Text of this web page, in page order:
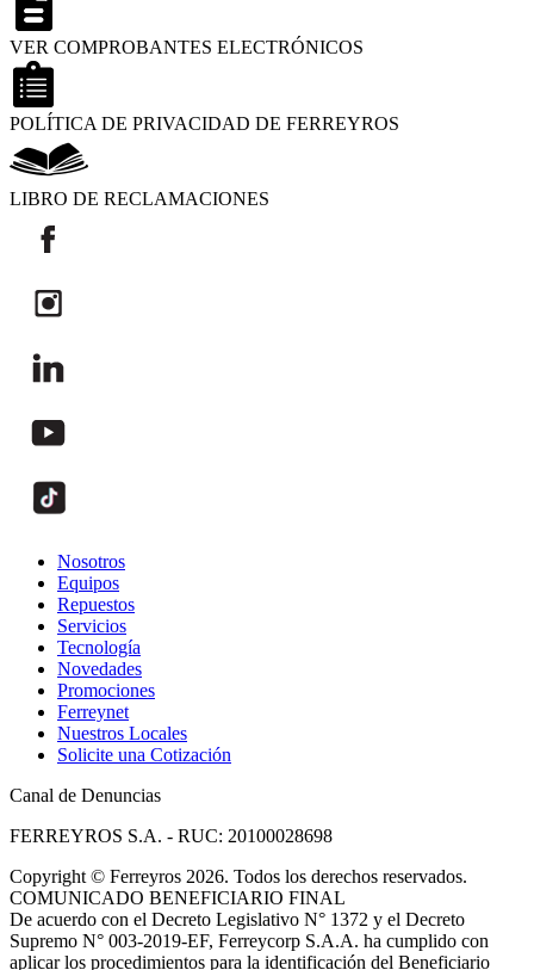
VER COMPROBANTES ELECTRÓNICOS
POLÍTICA DE PRIVACIDAD DE FERREYROS
LIBRO DE RECLAMACIONES
Nosotros
Equipos
Repuestos
Servicios
Tecnología
Novedades
Promociones
Ferreynet
Nuestros Locales
Solicite una Cotización
Canal de Denuncias
FERREYROS S.A. - RUC: 20100028698
Copyright © Ferreyros 2026. Todos los derechos reservados.
COMUNICADO BENEFICIARIO FINAL
De acuerdo con el Decreto Legislativo N° 1372 y el Decreto
Supremo N° 003-2019-EF, Ferreycorp S.A.A. ha cumplido con
aplicar los procedimientos para la identificación del Beneficiario